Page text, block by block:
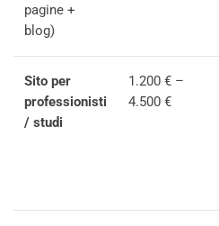
pagine +
blog)
Sito per
professionisti
/ studi
1.200 € –
4.500 €